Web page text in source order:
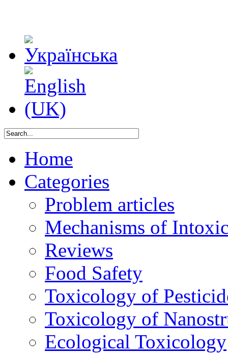
Home
Categories
Problem articles
Mechanisms of
Reviews
Food Safety
Toxicology of
Toxicology of
Ecological Toxicology